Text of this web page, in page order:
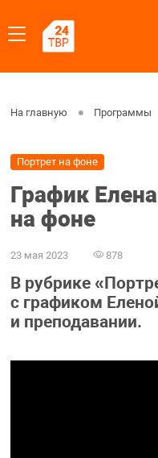
На главную Программы
Портрет на фоне
График
на фоне
23 мая 2023 878
В рубрике
с графиком
и преподавании.